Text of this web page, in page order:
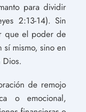
para dividir
2:13-14). Sin
que el poder de
mismo, sino en
Dios.
de remojo
o emocional,